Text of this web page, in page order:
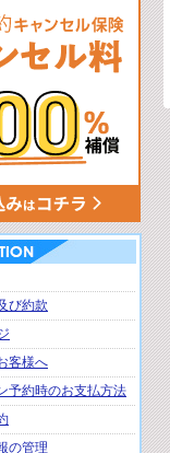
び約款
客様へ
予約時のお支払方法
の管理